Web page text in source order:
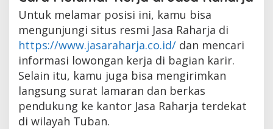
Untuk melamar posisi ini, kamu bisa
mengunjungi situs resmi Jasa Raharja di
https://www.jasaraharja.co.id/ dan mencari
informasi lowongan kerja di bagian karir.
Selain itu, kamu juga bisa mengirimkan
langsung surat lamaran dan berkas
pendukung ke kantor Jasa Raharja terdekat
di wilayah Tuban.